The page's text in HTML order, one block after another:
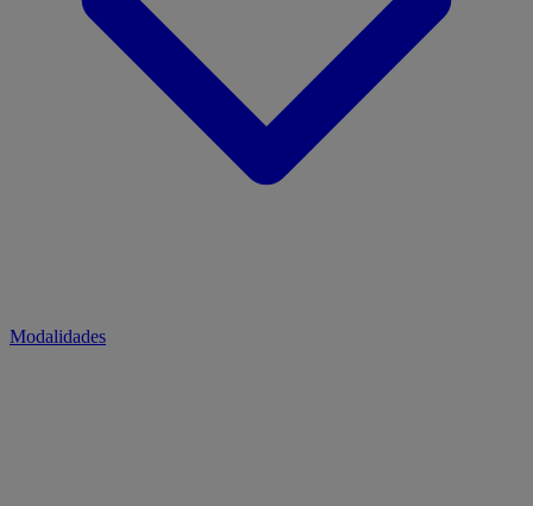
Modalidades